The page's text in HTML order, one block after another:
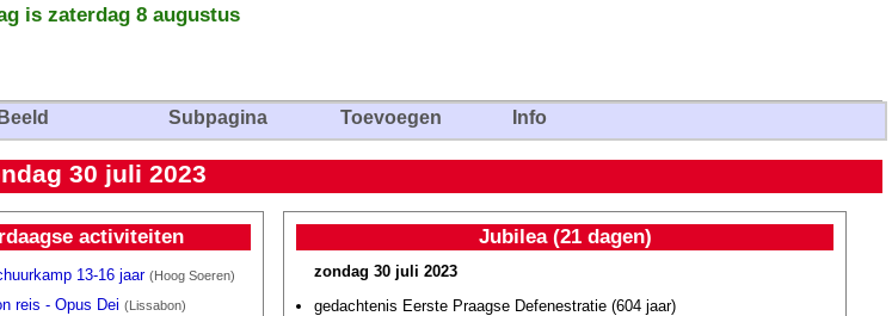
is zaterdag 8 augustus
Beeld Subpagina Toevoegen Info
30 juli 2023
activiteiten
13-16 jaar (Hoog Soeren)
reis - Opus Dei (Lissabon)
Jubilea (21 dagen)
zondag 30 juli 2023
gedachtenis Eerste Praagse Defenestratie (604 jaar)